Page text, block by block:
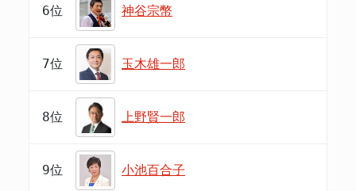
6位 神谷宗幣
7位 玉木雄一郎
8位 上野賢一郎
9位 小池百合子